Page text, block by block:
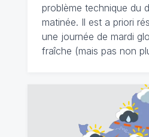
problème technique du
matinée. Il est a priori
une journée de mardi
fraîche (mais pas non